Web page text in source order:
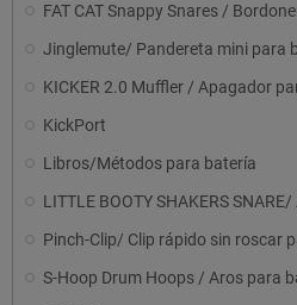
FAT CAT Snappy Snares /
Jinglemute/ Pandereta mini para
KICKER 2.0 Muffler / Apagador
KickPort
Libros/Métodos para batería
LITTLE BOOTY SHAKERS
Pinch-Clip/ Clip rápido sin roscar
S-Hoop Drum Hoops / Aros para